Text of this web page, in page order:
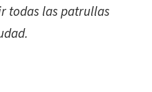
todas las patrullas